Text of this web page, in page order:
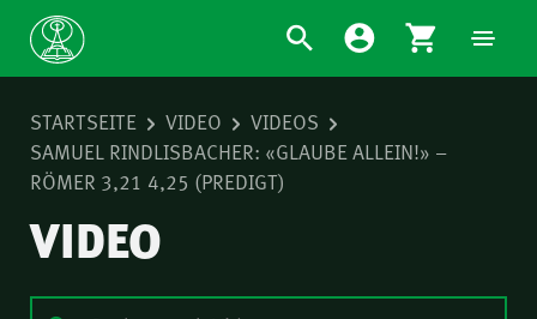
STARTSEITE VIDEO
VIDEOS
SAMUEL RINDLISBACHER: «GLAUBE ALLEIN!» –
RÖMER 3,21 4,25 (PREDIGT)
VIDEO